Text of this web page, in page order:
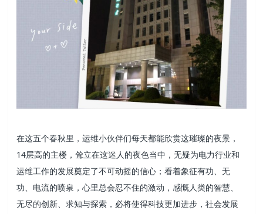
在这五个春秋里，运维小伙伴们每天都能欣赏这璀璨的夜景，
14层高的主楼，耸立在这迷人的夜色当中，无疑为电力行业和
运维工作的发展奠定了不可动摇的信心；看着象征有功、无
功、电流的喷泉，心里总会忍不住的激动，感慨人类的智慧、
无尽的创新、求知与探索，必将使得科技更加进步，社会发展